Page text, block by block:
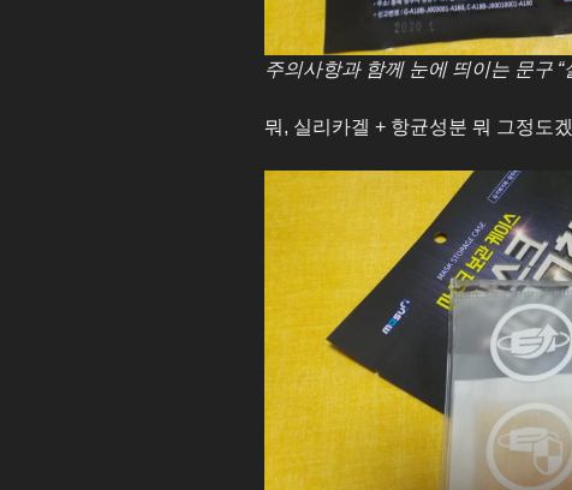
주의사항과 함께 눈에 띄이는 문구
뭐, 실리카겔 + 항균성분 뭐 그정도